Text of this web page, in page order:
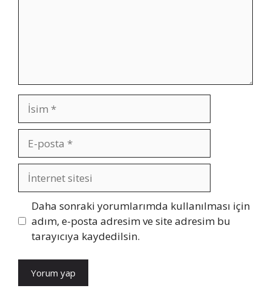
İsim
posta
İnternet
sitesi
Daha sonraki yorumlarımda kullanılması için
adım, e-posta adresim ve site adresim bu
tarayıcıya kaydedilsin.